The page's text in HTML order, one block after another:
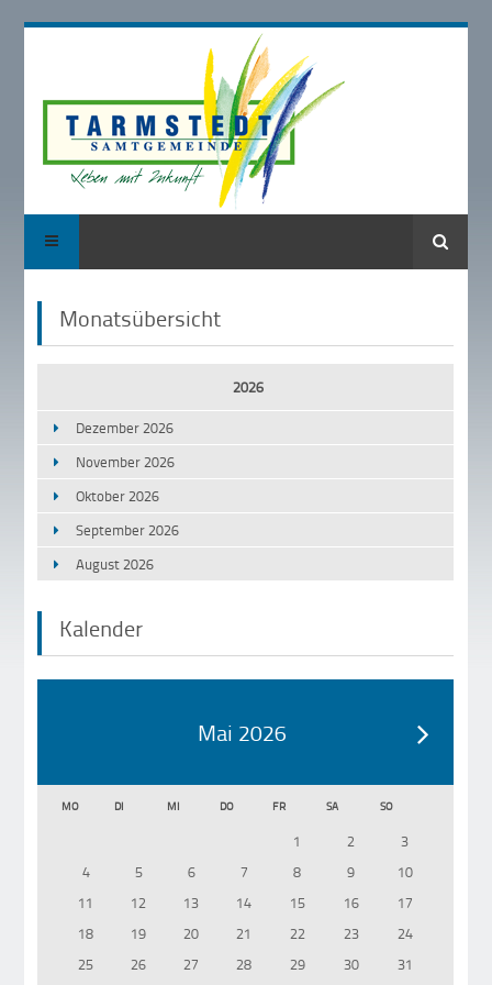
Suche
Monatsübersicht
2026
Dezember 2026
November 2026
Oktober 2026
September 2026
August 2026
Kalender
Mai 2026
MO DI MI DO FR SA SO
1 2
3
4
5 6 7 8 9
10
11
12 13 14 15 16
17
18
19 20 21 22 23
24
25
26 27 28 29 30 31